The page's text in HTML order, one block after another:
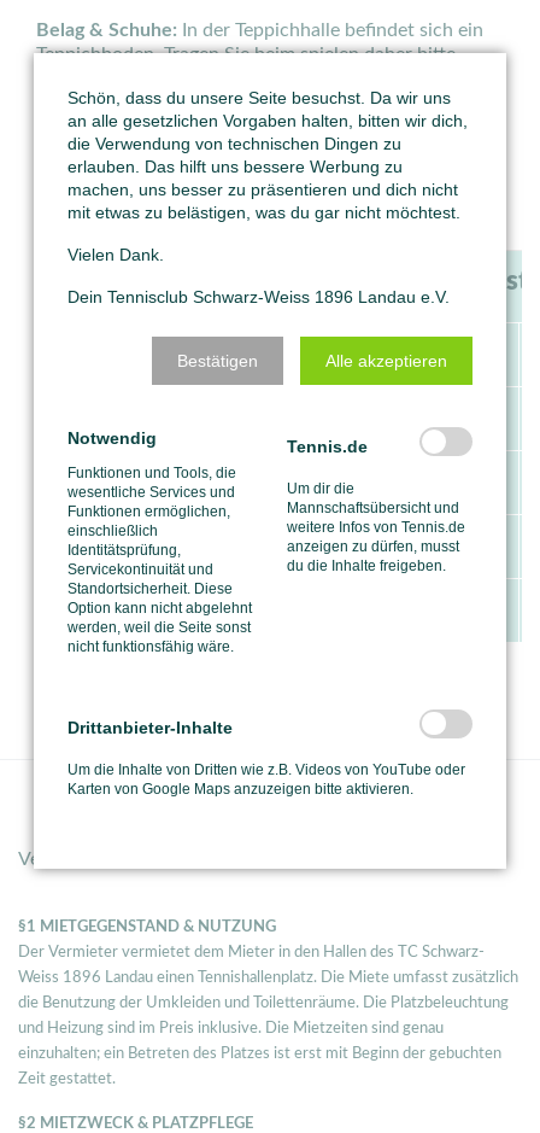
Belag & Schuhe:
In der Teppichhalle befindet sich ein
Teppichboden. Tragen Sie beim spielen daher bitte
Schuhe.
Preise Traglufthalle Wintersaison -
Einzelstunden und Abos:
Abolaufzeit 27 Wochen ab KW 40
Traglufthalle (Sand)
Aktive
Mitglieder
Montag bis Freitag 15:00 - 22:00 Uhr
22:00 - 24:00 Uhr 18,- €
Samstag / Sonntag 08:00 - 24:00 Uhr
Sandplatz- oder Allcourt-Schuhe.
Vertragsbedingungen Hallenabo
§1 MIETGEGENSTAND & NUTZUNG
Der Vermieter vermietet dem Mieter in den Hallen des TC Schwarz-
Weiss 1896 Landau einen Tennishallenplatz. Die Miete umfasst zusätzlich
die Benutzung der Umkleiden und Toilettenräume. Die Platzbeleuchtung
und Heizung sind im Preis inklusive. Die Mietzeiten sind genau
einzuhalten; ein Betreten des Platzes ist erst mit Beginn der gebuchten
Zeit gestattet.
§2 MIETZWECK & PLATZPFLEGE
Schön, dass du unsere Seite besuchst. Da wir uns
an alle gesetzlichen Vorgaben halten, bitten wir dich,
die Verwendung von technischen Dingen zu
erlauben. Das hilft uns bessere Werbung zu
machen, uns besser zu präsentieren und dich nicht
mit etwas zu belästigen, was du gar nicht möchtest.
Vielen Dank.
Dein Tennisclub Schwarz-Weiss 1896 Landau e.V.
Bestätigen Alle akzeptieren
Notwendig
Funktionen und Tools, die
wesentliche Services und
Funktionen ermöglichen,
einschließlich
Identitätsprüfung,
Servicekontinuität und
Standortsicherheit. Diese
Option kann nicht abgelehnt
werden, weil die Seite sonst
nicht funktionsfähig wäre.
Tennis.de
Um dir die
Mannschaftsübersicht und
weitere Infos von Tennis.de
anzeigen zu dürfen, musst
du die Inhalte freigeben.
Drittanbieter-Inhalte
Um die Inhalte von Dritten wie z.B. Videos von YouTube oder
Karten von Google Maps anzuzeigen bitte aktivieren.